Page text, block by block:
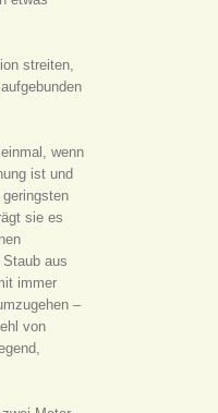
streiten,
wenn
ist und
sie es
aus
immer
–
von